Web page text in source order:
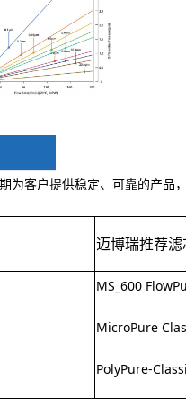
为客户提供稳定、可靠的产
迈博瑞推荐
MS_600
MicroPure
PolyPure-